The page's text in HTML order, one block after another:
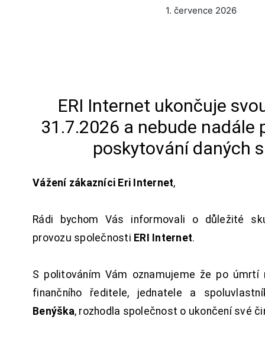
1. července 2026
ERI Internet ukončuje
31.7.2026 a nebude nadále
poskytování daných
Vážení zákazníci Eri Internet,
Rádi bychom Vás informovali o důležité
provozu společnosti ERI Internet.
S politováním Vám oznamujeme že po úmrtí
finančního ředitele, jednatele a
Benýška, rozhodla společnost o ukončení své